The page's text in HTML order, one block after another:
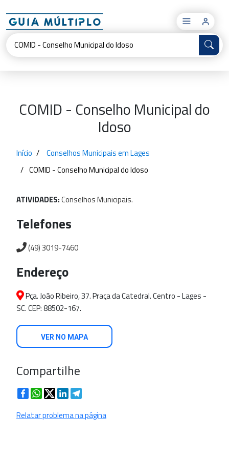
×
COMID - Conselho Municipal do
Idoso
Início
Conselhos Municipais em Lages
COMID - Conselho Municipal do Idoso
ATIVIDADES:ConselhosMunicipais.
Telefones
(49) 3019-7460
Endereço
Pça. João Ribeiro, 37. Praça da Catedral. Centro - Lages -
SC. CEP: 88502-167.
VER NO MAPA
Compartilhe
FacebookWhatsApp
TwitterLinkedIn
Relatar problema na página